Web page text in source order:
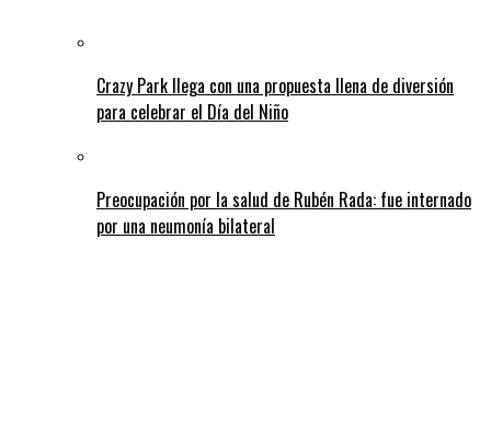
Crazy Park llega con una propuesta llena de diversión
para celebrar el Día del Niño
Preocupación por la salud de Rubén Rada: fue internado
por una neumonía bilateral